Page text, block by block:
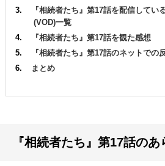
『相続者たち』第17話を配信してい
(VOD)一覧
『相続者たち』第17話を観た感想
『相続者たち』第17話のネットでの
まとめ
『相続者たち』第17話の